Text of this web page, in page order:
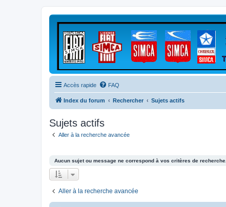
Accès rapide FAQ
Index du forum Rechercher Sujets actifs
Sujets actifs
Aller à la recherche avancée
Aucun sujet ou message ne correspond à vos critères de recherche.
Aller à la recherche avancée